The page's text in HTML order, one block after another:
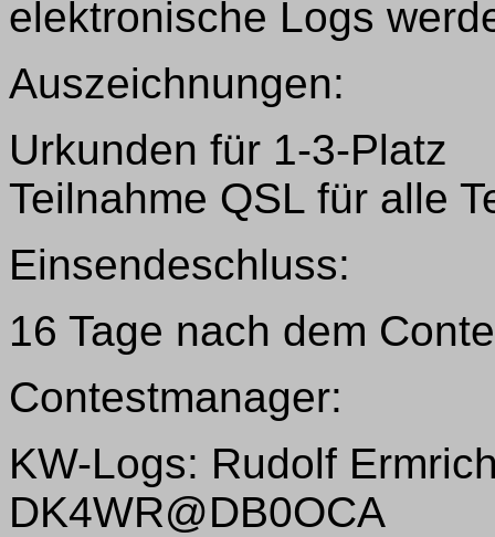
elektronische Logs
Auszeichnungen:
Urkunden für 1-3-Platz
Teilnahme QSL für alle
Einsendeschluss:
16 Tage nach dem
Contestmanager:
KW-Logs: Rudolf
DK4WR@DB0OCA